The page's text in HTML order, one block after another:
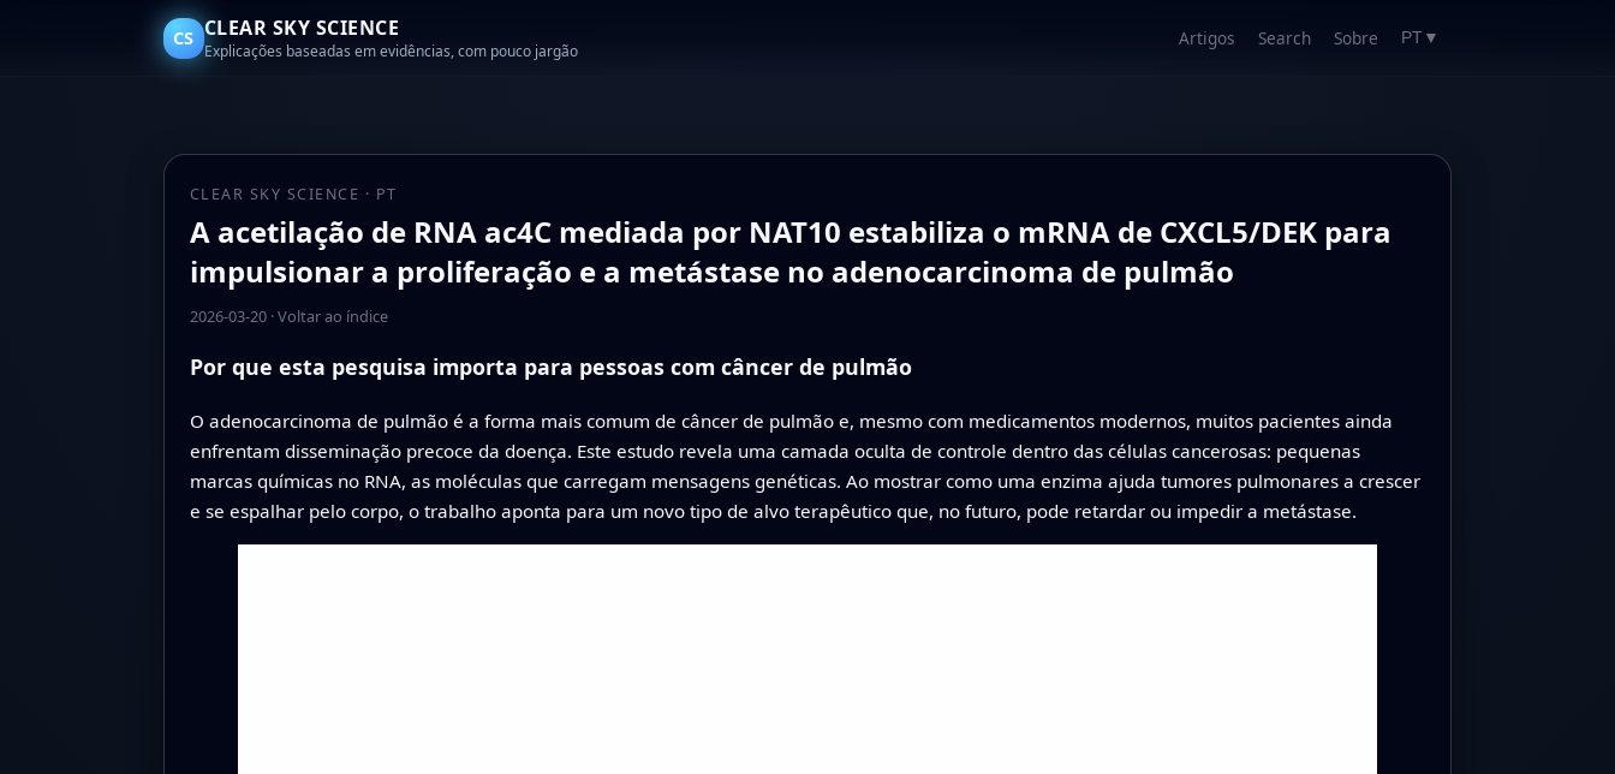
CS CLEAR SKY SCIENCE
Explicações baseadas em evidências, com pouco jargão
Artigos Search Sobre PT ▼
CLEAR SKY SCIENCE · PT
A acetilação de RNA ac4C mediada por NAT10 estabiliza o mRNA de CXCL5/DEK para
impulsionar a proliferação e a metástase no adenocarcinoma de pulmão
2026-03-20·Voltar ao índice
Por que esta pesquisa importa para pessoas com câncer de pulmão
O adenocarcinoma de pulmão é a forma mais comum de câncer de pulmão e, mesmo com medicamentos modernos, muitos pacientes ainda
enfrentam disseminação precoce da doença. Este estudo revela uma camada oculta de controle dentro das células cancerosas: pequenas
marcas químicas no RNA, as moléculas que carregam mensagens genéticas. Ao mostrar como uma enzima ajuda tumores pulmonares a crescer
e se espalhar pelo corpo, o trabalho aponta para um novo tipo de alvo terapêutico que, no futuro, pode retardar ou impedir a metástase.